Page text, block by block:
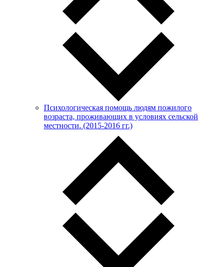
Психологическая помощь людям пожилого
возраста, проживающих в условиях сельской
местности. (2015-2016 гг.)